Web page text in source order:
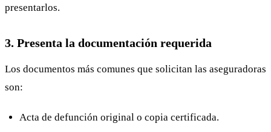
presentarlos.
3. Presenta la documentación requerida
Los documentos más comunes que solicitan las aseguradoras
son:
Acta de defunción original o copia certificada.